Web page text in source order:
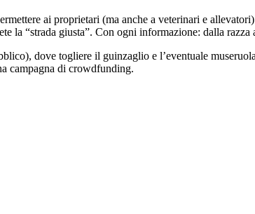
ai proprietari (ma anche a veterinari e
la “strada giusta”. Con ogni informazione: dalla
dove togliere il guinzaglio e l’eventuale
campagna di crowdfunding.